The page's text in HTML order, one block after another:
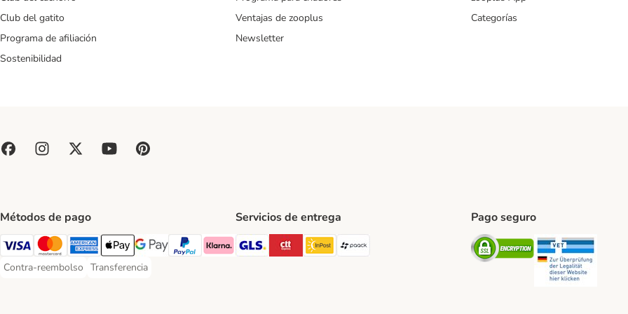
Club del gatito
Programa de afiliación
Sostenibilidad
Ventajas de zooplus
Newsletter
Categorías
Métodos de pago
Visa Payment Method
Mastercard Payment Method
American Express Payment Method
Apple Pay Payment Method
Google Pay Payment Method
PayPal Payment Method
Klarna Payment Method
Contra-reembolso
Contra-reembolso Payment Method
Transferencia
Transferencia Payment Method
Servicios de entrega
GLS Shipping Method
CTTExpress Shipping Method
InPost Shipping Method
paack Shipping Method
Pago seguro
Security